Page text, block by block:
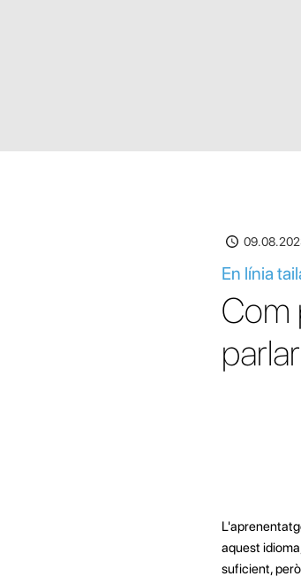
En línia
Com
aquest
suficient,